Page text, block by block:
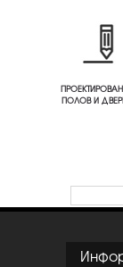
ПОЛОВ И